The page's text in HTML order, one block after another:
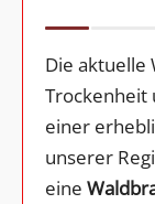
Die aktuelle
Trockenheit
einer
unserer
eine